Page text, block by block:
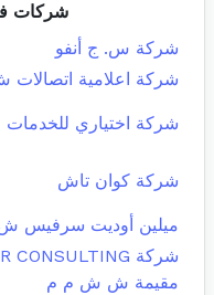
شركات
شركة س. ج أنفو
شركة اعلامية
شركة اختياري للخدمات
شركة كوان تاش
ميلين أوديت
مقيمة ش ش م م